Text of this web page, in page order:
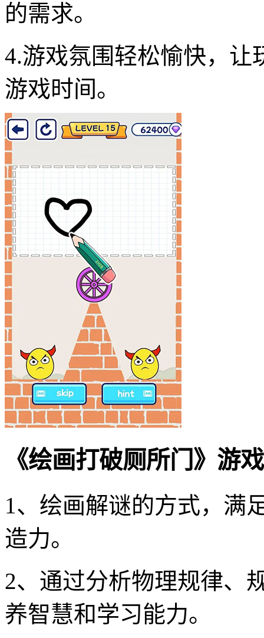
的需求。
4.游戏氛围轻松愉快，让
游戏时间。
《绘画打破厕所门》游
1、绘画解谜的方式，满
造力。
2、通过分析物理规律、
养智慧和学习能力。